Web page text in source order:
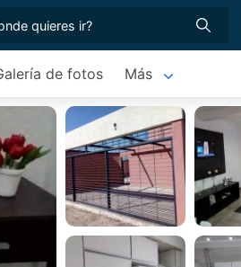
de fotos Más